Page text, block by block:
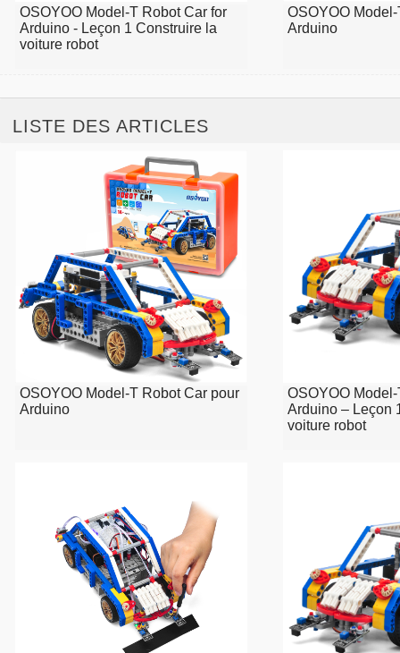
OSOYOO Model-T Robot Car for
Arduino - Leçon 1 Construire la
voiture robot
OSOYOO
Arduino
LISTE DES ARTICLES
OSOYOO Model-T Robot Car pour
Arduino
OSOYOO
Arduino – Leçon
voiture robot